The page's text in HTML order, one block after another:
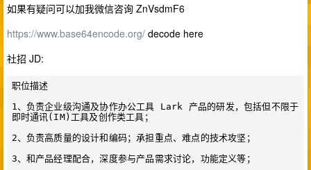
如果有疑问可以加我微信咨询 ZnVsdmF6
https://www.base64encode.org/ decode here
社招 JD:
职位描述
1、负责企业级沟通及协作办公工具 Lark 产品的研发，包括但不限于
即时通讯(IM)工具及创作类工具；
2、负责高质量的设计和编码；承担重点、难点的技术攻坚；
3、和产品经理配合，深度参与产品需求讨论，功能定义等；